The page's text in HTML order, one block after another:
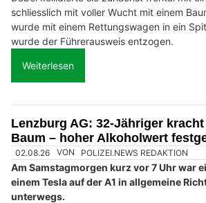
schliesslich mit voller Wucht mit einem
wurde mit einem Rettungswagen in ein
wurde der Führerausweis entzogen.
Weiterlesen
Lenzburg AG: 32-Jähriger
Baum – hoher Alkoholwert
02.08.26 VON POLIZEI.NEWS REDAKTION
Am Samstagmorgen kurz vor 7 Uhr war
einem Tesla auf der A1 in allgemeine
unterwegs.